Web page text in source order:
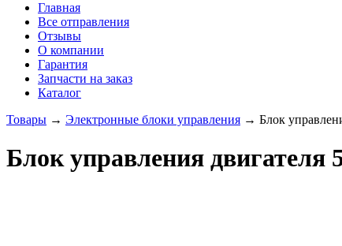
Главная
Все отправления
Отзывы
О компании
Гарантия
Запчасти на заказ
Каталог
Товары → Электронные блоки управления → Блок
Блок управления двигателя